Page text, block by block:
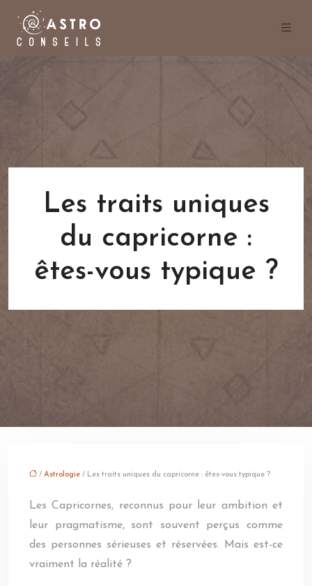
Les traits uniques
du capricorne :
êtes-vous typique ?
/ Astrologie / Les traits uniques du capricorne : êtes-vous typique ?
Les Capricornes, reconnus pour leur ambition et
leur pragmatisme, sont souvent perçus comme
des personnes sérieuses et réservées. Mais est-ce
vraiment la réalité ?